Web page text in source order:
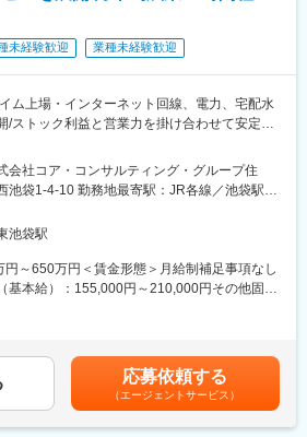
電話だからこそ、付加価値に拘るべきだと考
他販売会社のソリューション導入率は1ケタ台
対応や担当部門のローテーション、小規模会
お任せします。棚卸や固定資産確認にも携わ
深めながら経理として成長できる環境です。
管理職11名、メンバー62名、業務委託1名で
6～7名程度のチーム体制で業務を進めてお
想定です。所定労働時間は7時間15分で、平
間程度です。3～4月の決算期および5月の税
ジャーなどの管理職
などの経営人材
などコーポレート領域へのキャリア拡大
未経験歓迎 業種未経験歓迎
イム上場・インターネット回線、電力、宅配水
/ストック利益と営業力を掛け合わせて安定し
事業会社としての営業活動のみならず、優良
バリューアップにも力を入れており、多角的
とで継続成長を実現しています。中長期的に
クに事業を成長させていくべく、ファイナン
ていただける方を増員募集いたします。
応じて柔軟に戦略の立案から携わって頂ける
会社コア・コンサルティング・グループ住
池袋1-4-10 勤務地最寄駅：JR各線／池袋駅受
全面禁煙変更の範囲：会社の定める事業所
む）
池袋駅
円～650万円＜賃金形態＞月給制補足事項なし
基本給）：155,000円～210,000円その他固定
＜残業手当＞有＜給与補足＞賞与：年2回（業
ンティブ制度あり※ご経験・能力・選考評価等
により個別に決定します。賃金はあくまでも
選考を通じて上下する可能性があります。月
応募依頼する
（エージェントサービス）